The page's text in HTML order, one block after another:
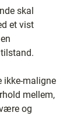
skal
et vist
ikke-maligne
mellem,
og